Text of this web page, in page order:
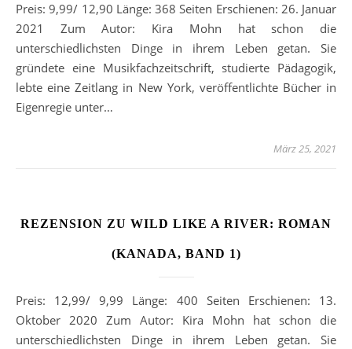
Preis: 9,99/ 12,90 Länge: 368 Seiten Erschienen: 26. Januar
2021 Zum Autor: Kira Mohn hat schon die
unterschiedlichsten Dinge in ihrem Leben getan. Sie
gründete eine Musikfachzeitschrift, studierte Pädagogik,
lebte eine Zeitlang in New York, veröffentlichte Bücher in
Eigenregie unter…
März 25, 2021
REZENSION ZU WILD LIKE A RIVER: ROMAN
(KANADA, BAND 1)
Preis: 12,99/ 9,99 Länge: 400 Seiten Erschienen: 13.
Oktober 2020 Zum Autor: Kira Mohn hat schon die
unterschiedlichsten Dinge in ihrem Leben getan. Sie